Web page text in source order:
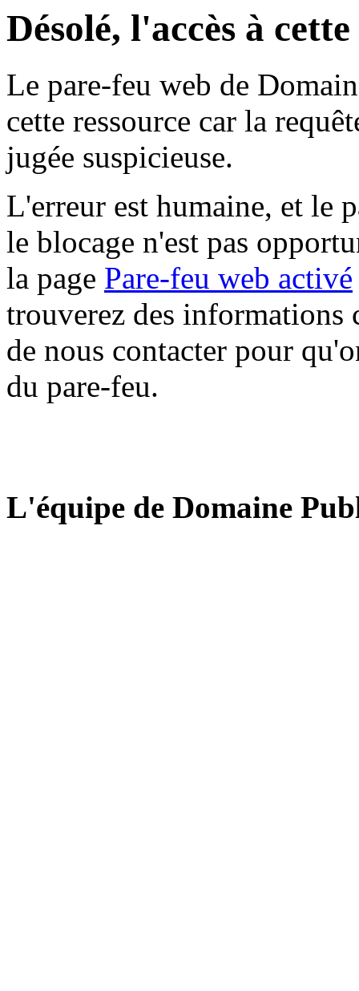
Désolé, l'accès à
Le pare-feu web de
cette ressource car la
jugée suspicieuse.
L'erreur est humaine, et le
le blocage n'est pas
la page Pare-feu web activé
trouverez des informations
de nous contacter pour
du pare-feu.
L'équipe de Domaine